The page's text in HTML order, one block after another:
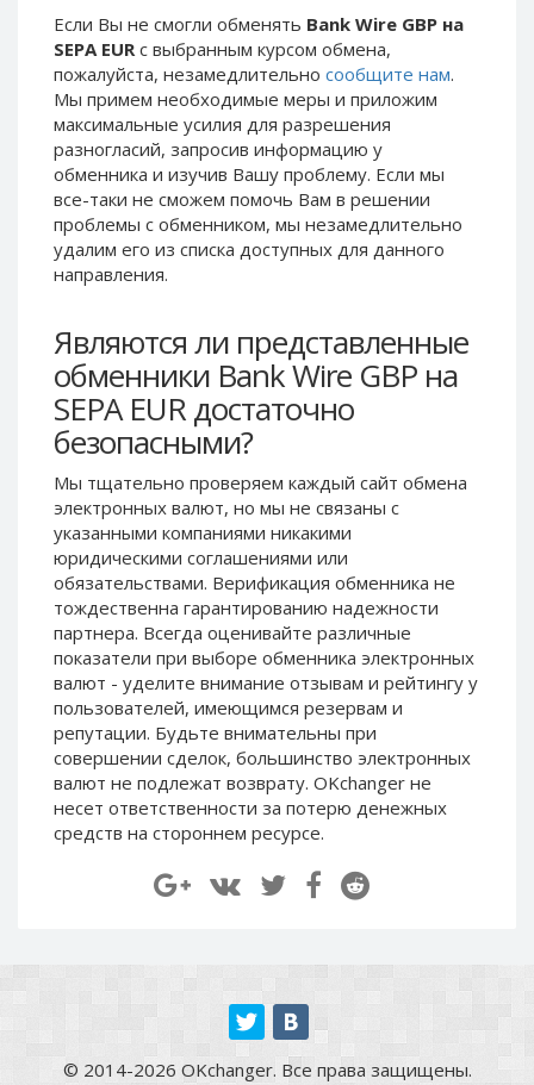
Если Вы не смогли обменять Bank Wire GBP на
SEPA EURс выбранным курсом обмена,
пожалуйста, незамедлительно сообщите нам.
Мы примем необходимые меры и приложим
максимальные усилия для разрешения
разногласий, запросив информацию у
обменника и изучив Вашу проблему. Если мы
все-таки не сможем помочь Вам в решении
проблемы c обменником, мы незамедлительно
удалим его из списка доступных для данного
направления.
Являются ли представленные
обменники Bank Wire GBP на
SEPA EUR достаточно
безопасными?
Мы тщательно проверяем каждый сайт обмена
электронных валют, но мы не связаны c
указанными компаниями никакими
юридическими соглашениями или
обязательствами. Верификация обменника не
тождественна гарантированию надежности
партнера. Всегда оценивайте различные
показатели при выборе обменника электронных
валют - уделите внимание отзывам и рейтингу у
пользователей, имеющимся резервам и
репутации. Будьте внимательны при
совершении сделок, большинство электронных
валют не подлежат возврату. OKchanger не
несет ответственности за потерю денежных
средств на стороннем ресурсе.
Phone Balance UAH
Phone Balance AMD
Neteller USD
Neteller EUR
Neteller INR
Neteller PLN
Neteller GBP
Neteller NOK
PaySera USD
PaySera EUR
PaySera PLN
UnionPay CNY
Paymer USD
Paymer RUB
Paymer UAH
Capitalist USD
Capitalist RUB
Capitalist EUR
Payoneer USD
Payoneer EUR
Revolut Binance USD
(BUSD)
Global24 UAH
Piastrix RUB
Piastrix EUR
Phone Balance UAH
Phone Balance AMD
Neteller USD
Neteller EUR
Neteller INR
Neteller PLN
Neteller GBP
PaySera USD
PaySera EUR
UnionPay CNY
Paymer USD
Paymer RUB
Paymer UAH
Capitalist USD
Capitalist RUB
Capitalist EUR
Payoneer USD
Payoneer EUR
Revolut Binance USD
(BUSD)
Revolut USD
Piastrix USD
Piastrix EUR
© 2014-2026 OKchanger. Все права защищены.